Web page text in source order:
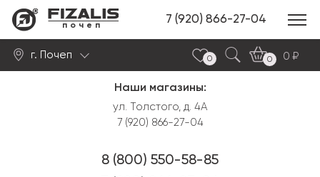
почеп 7 (920) 866-27-04
г. Почеп 0 0
0
Наши магазины:
ул. Толстого, д. 4А
7 (920) 866-27-04
8 (800) 550-58-85